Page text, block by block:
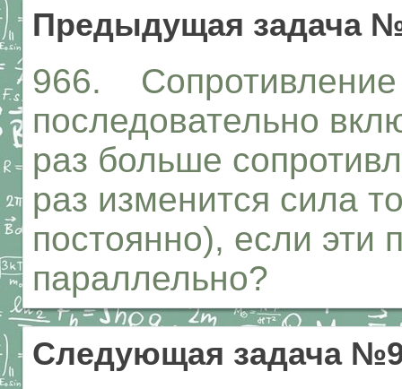
Предыдущая задача
966. Сопротивление
последовательно
раз больше
раз изменится сила
постоянно), если эти
параллельно?
Следующая задача